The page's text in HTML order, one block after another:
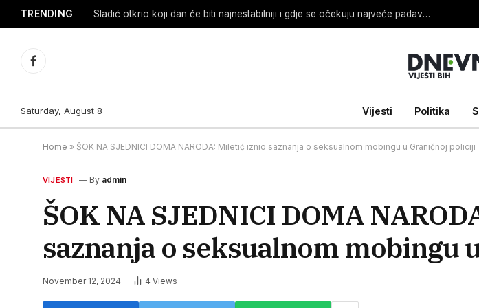
TRENDING Sladić otkrio koji dan će biti najnestabilniji i gdje se očekuju najveće padavine
Facebook
Saturday, August 8 Vijesti Politika
Home » ŠOK NA SJEDNICI DOMA NARODA: Miletić iznio saznanja o seksualnom mobingu u Graničnoj policiji
VIJESTI By admin
ŠOK NA SJEDNICI DOMA
saznanja o seksualnom mobingu
November 12, 2024 4 Views